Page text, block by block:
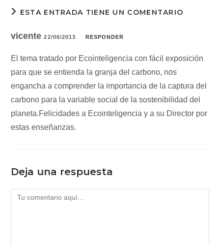
ESTA ENTRADA TIENE UN COMENTARIO
vicente22/06/2013 RESPONDER
El tema tratado por Ecointeligencia con fácil exposición
para que se entienda la granja del carbono, nos
engancha a comprender la importancia de la captura del
carbono para la variable social de la sostenibilidad del
planeta.Felicidades a Ecointeligencia y a su Director por
estas enseñanzas.
Deja una respuesta
Comentario